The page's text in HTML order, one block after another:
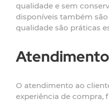
qualidade e sem
disponíveis também
qualidade são práticas
O atendimento ao
experiência de compra,